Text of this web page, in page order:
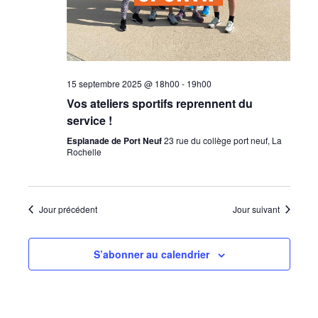
15 septembre 2025 @ 18h00 - 19h00
Vos ateliers sportifs reprennent du
service !
Esplanade de Port Neuf23 rue du collège port neuf, La
Rochelle
Jour précédent Jour suivant
S’abonner au calendrier